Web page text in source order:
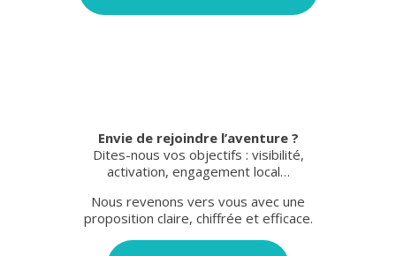
Envie de rejoindre l’aventure ?
Dites-nous vos objectifs : visibilité,
activation, engagement local…
Nous revenons vers vous avec une
proposition claire, chiffrée et efficace.